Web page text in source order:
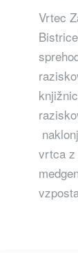
Vrtec
vrtca z